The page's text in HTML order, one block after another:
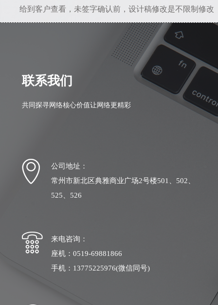
给到客户查看，未签字确认前，设计稿修改是不限制修改
次数的。所以只要能给到准确的修改意见，是不会存在设
计一直不满意的情况。若初稿我司设计人员理解错误，相
差较大，我司愿意从头做起，之前的全部工作量我们愿意
自行承担。
联系我们
共同探寻网络核心价值让网络更精彩
公司地址：
常州市新北区典雅商业广场2号楼501、502、
525、526
来电咨询：
座机：0519-69881866
手机：13775225976(微信同号)